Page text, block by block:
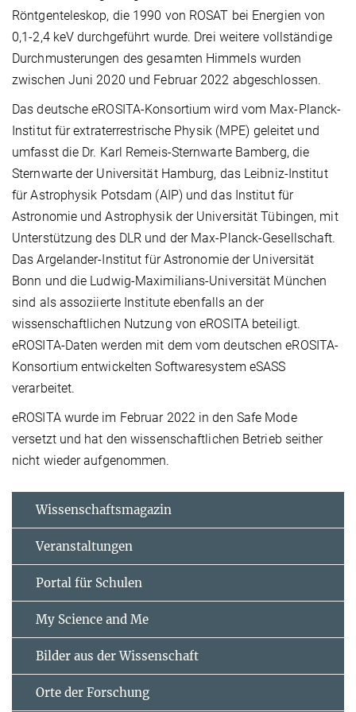
Röntgenteleskop, die 1990 von ROSAT bei Energien von
0,1-2,4 keV durchgeführt wurde. Drei weitere vollständige
Durchmusterungen des gesamten Himmels wurden
zwischen Juni 2020 und Februar 2022 abgeschlossen.
Das deutsche eROSITA-Konsortium wird vom Max-Planck-
Institut für extraterrestrische Physik (MPE) geleitet und
umfasst die Dr. Karl Remeis-Sternwarte Bamberg, die
Sternwarte der Universität Hamburg, das Leibniz-Institut
für Astrophysik Potsdam (AIP) und das Institut für
Astronomie und Astrophysik der Universität Tübingen, mit
Unterstützung des DLR und der Max-Planck-Gesellschaft.
Das Argelander-Institut für Astronomie der Universität
Bonn und die Ludwig-Maximilians-Universität München
sind als assoziierte Institute ebenfalls an der
wissenschaftlichen Nutzung von eROSITA beteiligt.
eROSITA-Daten werden mit dem vom deutschen eROSITA-
Konsortium entwickelten Softwaresystem eSASS
verarbeitet.
eROSITA wurde im Februar 2022 in den Safe Mode
versetzt und hat den wissenschaftlichen Betrieb seither
nicht wieder aufgenommen.
Wissenschaftsmagazin
Veranstaltungen
Portal für Schulen
My Science and Me
Bilder aus der Wissenschaft
Orte der Forschung